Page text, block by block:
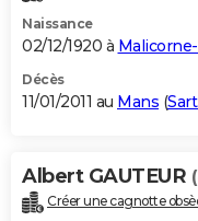
Naissance
02/12/1920 à
Décès
11/01/2011 au Mans (
Albert GAUTEUR
Créer une cagnotte